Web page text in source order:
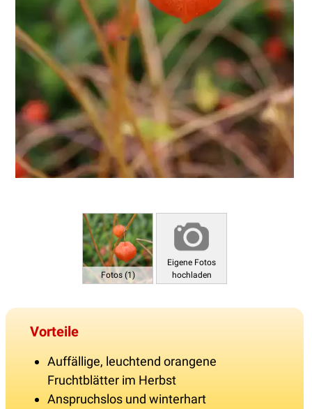
Fotos (1)
Eigene Fotos
hochladen
Vorteile
Auffällige, leuchtend orangene
Fruchtblätter im Herbst
Anspruchslos und winterhart